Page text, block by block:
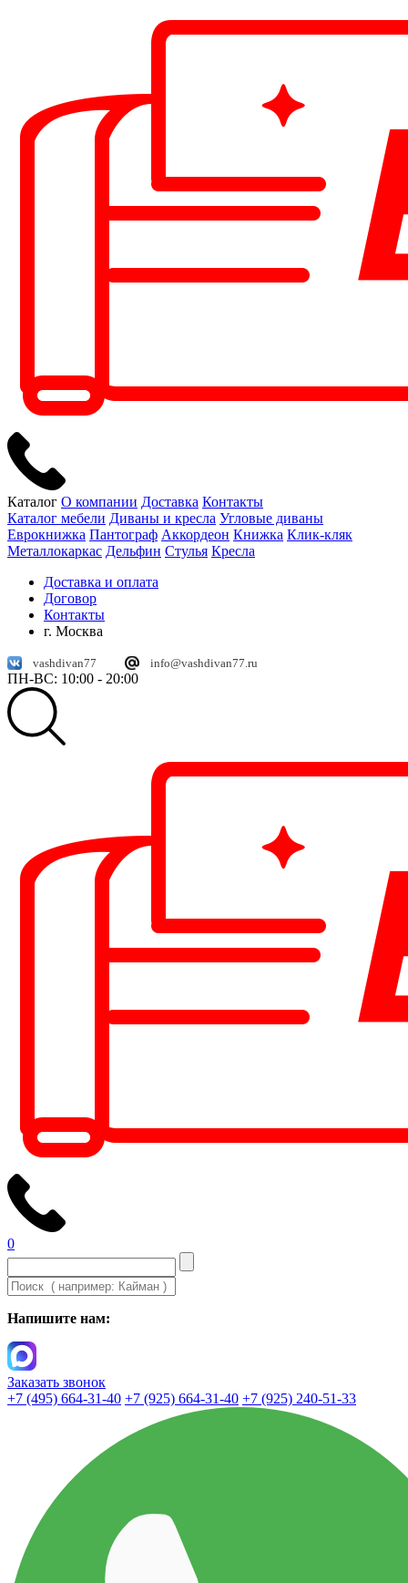
Каталог О компании Доставка Контакты
Каталог мебели Диваны и кресла Угловые диваны
Еврокнижка Пантограф Аккордеон Книжка Клик-кляк
Металлокаркас Дельфин Стулья Кресла
Доставка и оплата
Договор
Контакты
г. Москва
vashdivan77 info@vashdivan77.ru
ПН-ВС: 10:00 - 20:00
0
Напишите нам:
Заказать звонок
+7 (495) 664-31-40 +7 (925) 664-31-40 +7 (925) 240-51-33